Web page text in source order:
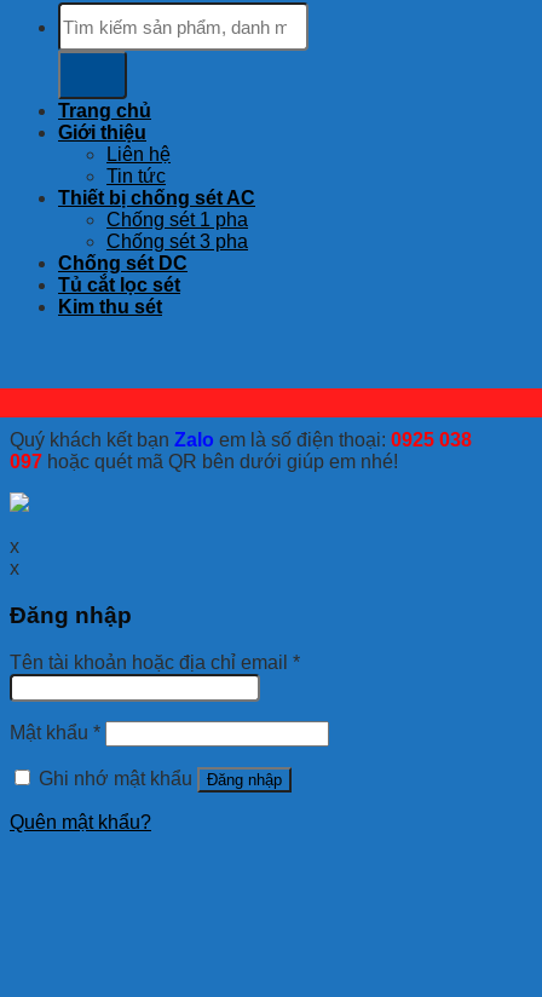
Tìm
kiếm:
Trang chủ
Giới thiệu
Liên hệ
Tin tức
Thiết bị chống sét AC
Chống sét 1 pha
Chống sét 3 pha
Chống sét DC
Tủ cắt lọc sét
Kim thu sét
Quý khách kết bạn Zalo em là số điện thoại: 0925 038
097 hoặc quét mã QR bên dưới giúp em nhé!
x
x
Đăng nhập
Tên tài khoản hoặc địa chỉ email *
Mật khẩu *
Ghi nhớ mật khẩu Đăng nhập
Quên mật khẩu?